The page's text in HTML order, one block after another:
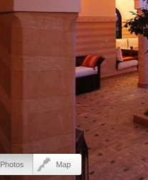
Photos Map